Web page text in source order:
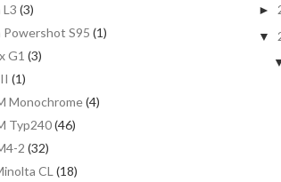
L3 (3)
Powershot S95 (1)
G1 (3)
(1)
Monochrome(4)
Typ240(46)
2 (32)
CL (18)
►
▼